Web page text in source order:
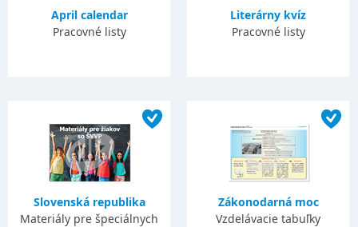
April calendar
Pracovné listy
Literárny kvíz
Pracovné listy
Slovenská republika
Materiály pre špeciálnych
Zákonodarná moc
Vzdelávacie tabuľky